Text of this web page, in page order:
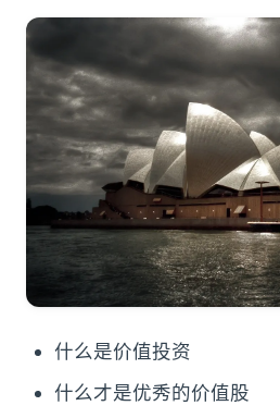
什么是价值投资
什么才是优秀的价值股